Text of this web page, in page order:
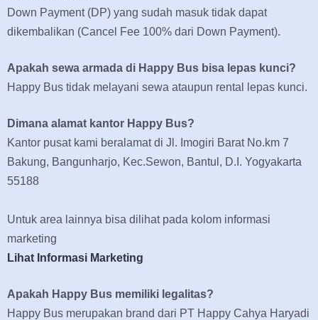
Down Payment (DP) yang sudah masuk tidak dapat
dikembalikan (Cancel Fee 100% dari Down Payment).
Apakah sewa armada di Happy Bus bisa lepas kunci?
Happy Bus tidak melayani sewa ataupun rental lepas kunci.
Dimana alamat kantor Happy Bus?
Kantor pusat kami beralamat di Jl. Imogiri Barat No.km 7
Bakung, Bangunharjo, Kec.Sewon, Bantul, D.I. Yogyakarta
55188
Untuk area lainnya bisa dilihat pada kolom informasi
marketing
Lihat Informasi Marketing
Apakah Happy Bus memiliki legalitas?
Happy Bus merupakan brand dari PT Happy Cahya Haryadi